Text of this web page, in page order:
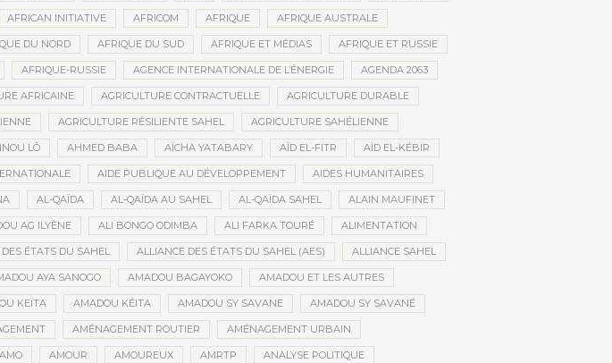
AFRICAN INITIATIVE AFRICOM AFRIQUE AFRIQUE AUSTRALE
DU NORD AFRIQUE DU SUD AFRIQUE ET MÉDIAS AFRIQUE ET RUSSIE
AFRIQUE-RUSSIE AGENCE INTERNATIONALE DE L’ÉNERGIE AGENDA 2063
AFRICAINE AGRICULTURE CONTRACTUELLE AGRICULTURE DURABLE
AGRICULTURE RÉSILIENTE SAHEL AGRICULTURE SAHÉLIENNE
LÔ AHMED BABA AÏCHA YATABARY AÏD EL-FITR AÏD EL-KÉBIR
AIDE PUBLIQUE AU DÉVELOPPEMENT AIDES HUMANITAIRES
AL-QAÏDA AL-QAÏDA AU SAHEL AL-QAÏDA SAHEL ALAIN MAUFINET
AG ILYÈNE ALI BONGO ODIMBA ALI FARKA TOURÉ ALIMENTATION
ÉTATS DU SAHEL ALLIANCE DES ÉTATS DU SAHEL (AES) ALLIANCE SAHEL
AYA SANOGO AMADOU BAGAYOKO AMADOU ET LES AUTRES
KEÏTA AMADOU KÉITA AMADOU SY SAVANE AMADOU SY SAVANÉ
AMÉNAGEMENT ROUTIER AMÉNAGEMENT URBAIN
AMO AMOUR AMOUREUX AMRTP ANALYSE POLITIQUE